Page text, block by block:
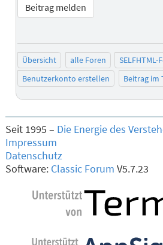
Beitrag melden
Übersicht alle Foren SELFHTML-
Benutzerkonto erstellen
Beitrag im
Seit 1995 – Die Energie des
Impressum
Datenschutz
Software: Classic Forum V5.7.23